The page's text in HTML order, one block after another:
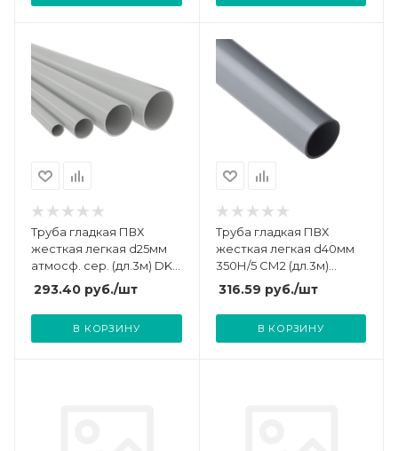
Труба гладкая ПВХ
жесткая легкая d25мм
атмосф. сер. (дл.3м) DKC
63925UF
293.40 руб./шт
В КОРЗИНУ
Труба гладкая ПВХ
жесткая легкая d40мм
350Н/5 СМ2 (дл.3м)
Ruvinil 54000(3)
316.59 руб./шт
В КОРЗИНУ